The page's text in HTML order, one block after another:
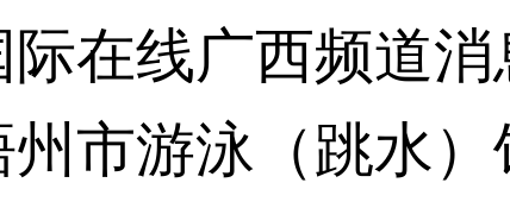
线广西频道消
州市游泳（跳水